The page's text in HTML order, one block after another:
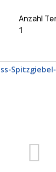
Anzahl
1